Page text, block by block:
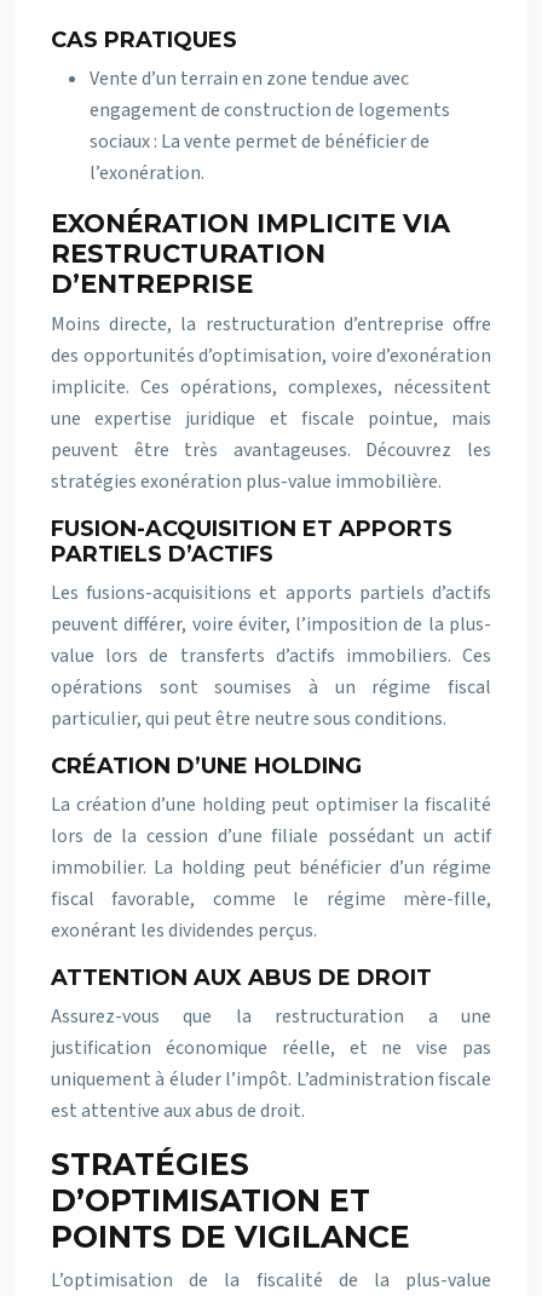
CAS PRATIQUES
Vente d’un terrain en zone tendue avec
engagement de construction de logements
sociaux : La vente permet de bénéficier de
l’exonération.
EXONÉRATION IMPLICITE VIA
RESTRUCTURATION
D’ENTREPRISE
Moins directe, la restructuration d’entreprise offre
des opportunités d’optimisation, voire d’exonération
implicite. Ces opérations, complexes, nécessitent
une expertise juridique et fiscale pointue, mais
peuvent être très avantageuses. Découvrez les
stratégies exonération plus-value immobilière.
FUSION-ACQUISITION ET APPORTS
PARTIELS D’ACTIFS
Les fusions-acquisitions et apports partiels d’actifs
peuvent différer, voire éviter, l’imposition de la plus-
value lors de transferts d’actifs immobiliers. Ces
opérations sont soumises à un régime fiscal
particulier, qui peut être neutre sous conditions.
CRÉATION D’UNE HOLDING
La création d’une holding peut optimiser la fiscalité
lors de la cession d’une filiale possédant un actif
immobilier. La holding peut bénéficier d’un régime
fiscal favorable, comme le régime mère-fille,
exonérant les dividendes perçus.
ATTENTION AUX ABUS DE DROIT
Assurez-vous que la restructuration a une
justification économique réelle, et ne vise pas
uniquement à éluder l’impôt. L’administration fiscale
est attentive aux abus de droit.
STRATÉGIES
D’OPTIMISATION ET
POINTS DE VIGILANCE
L’optimisation de la fiscalité de la plus-value